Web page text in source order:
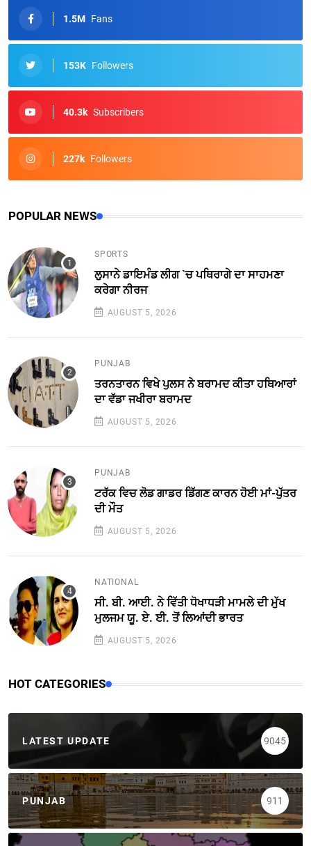
1.5M Fans
153K Followers
40.3k Subscribers
227k Followers
POPULAR NEWS
SPORTS
ਲੁਸਾਨੇ ਡਾਇਮੰਡ ਲੀਗ `ਚ ਪਥਿਰਾਗੇ ਦਾ ਸਾਹਮਣਾ
ਕਰੇਗਾ ਨੀਰਜ
AUGUST 5, 2026
PUNJAB
ਤਰਨਤਾਰਨ ਵਿਖੇ ਪੁਲਸ ਨੇ ਬਰਾਮਦ ਕੀਤਾ ਹਥਿਆਰਾਂ
ਦਾ ਵੱਡਾ ਜਖੀਰਾ ਬਰਾਮਦ
AUGUST 5, 2026
PUNJAB
ਟਰੱਕ ਵਿਚ ਲੋਡ ਗਾਡਰ ਡਿੱਗਣ ਕਾਰਨ ਹੋਈ ਮਾਂ-ਪੁੱਤਰ
ਦੀ ਮੌਤ
AUGUST 5, 2026
NATIONAL
ਸੀ. ਬੀ. ਆਈ. ਨੇ ਵਿੱਤੀ ਧੋਖਾਧੜੀ ਮਾਮਲੇ ਦੀ ਮੁੱਖ
ਮੁਲਜਮ ਯੂ. ਏ. ਈ. ਤੋਂ ਲਿਆਂਦੀ ਭਾਰਤ
AUGUST 5, 2026
HOT CATEGORIES
LATEST UPDATE 9045
PUNJAB 911